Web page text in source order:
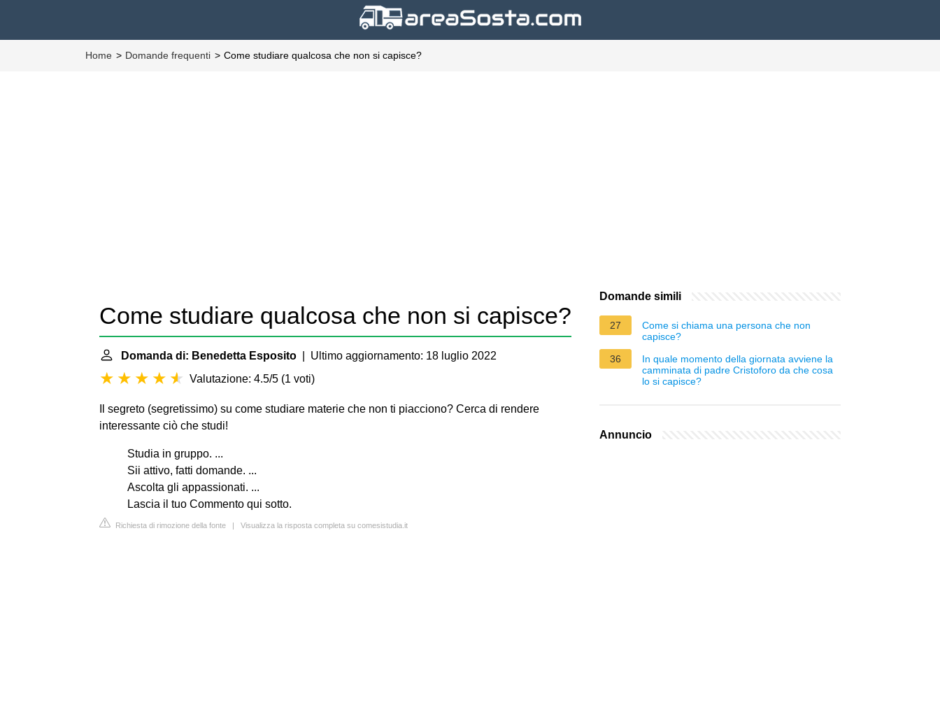
Home Domande frequenti Come studiare qualcosa che non si capisce?
Come studiare qualcosa che non si capisce?
Domanda di: Benedetta Esposito | Ultimo aggiornamento: 18 luglio 2022
Valutazione: 4.5/5 (1 voti)
Il segreto (segretissimo) su come studiare materie che non ti piacciono? Cerca di rendere
interessante ciò che studi!
Studia in gruppo. ...
Sii attivo, fatti domande. ...
Ascolta gli appassionati. ...
Lascia il tuo Commento qui sotto.
Richiesta di rimozione della fonte | Visualizza la risposta completa su comesistudia.it
Domande simili
27
Come si chiama una persona che non
capisce?
36
In quale momento della giornata avviene la
camminata di padre Cristoforo da che cosa
lo si capisce?
Annuncio